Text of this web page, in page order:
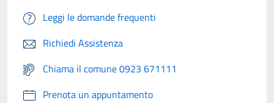
Leggi le domande frequenti
Richiedi Assistenza
Chiama il comune 0923 671111
Prenota un appuntamento